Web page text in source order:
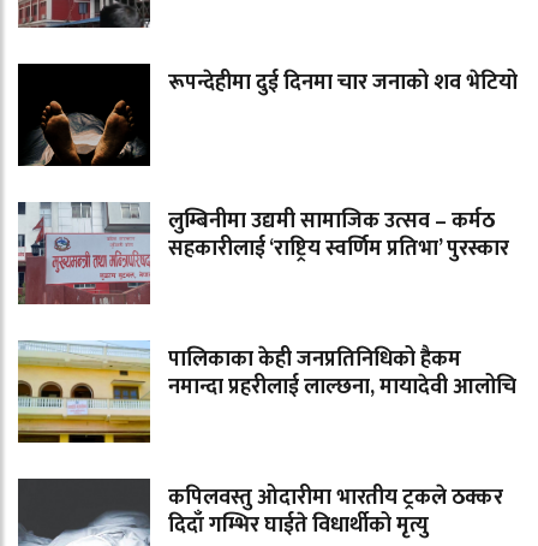
रूपन्देहीमा दुई दिनमा चार जनाको शव भेटियो
लुम्बिनीमा उद्यमी सामाजिक उत्सव – कर्मठ
सहकारीलाई ‘राष्ट्रिय स्वर्णिम प्रतिभा’ पुरस्कार
पालिकाका केही जनप्रतिनिधिको हैकम
नमान्दा प्रहरीलाई लाल्छना, मायादेवी आलोचि
कपिलवस्तु ओदारीमा भारतीय ट्रकले ठक्कर
दिदाँ गम्भिर घाईते विधार्थीको मृत्यु